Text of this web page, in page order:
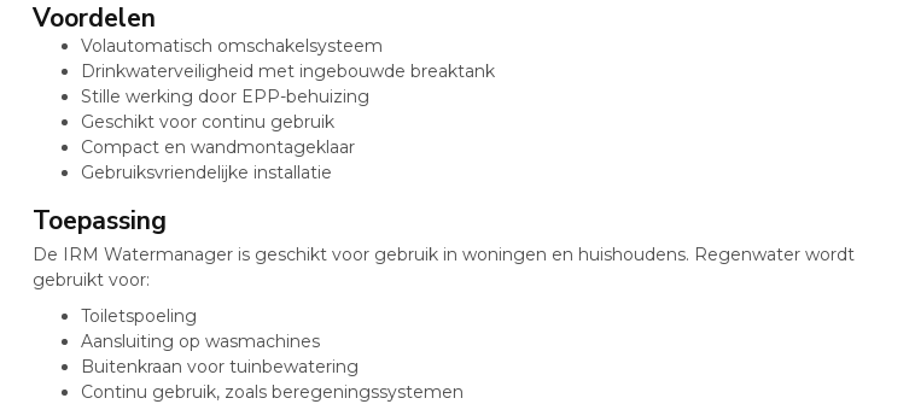
Voordelen
Volautomatisch omschakelsysteem
Drinkwaterveiligheid met ingebouwde breaktank
Stille werking door EPP-behuizing
Geschikt voor continu gebruik
Compact en wandmontageklaar
Gebruiksvriendelijke installatie
Toepassing
De IRM Watermanager is geschikt voor gebruik in woningen en huishoudens. Regenwater wordt
gebruikt voor:
Toiletspoeling
Aansluiting op wasmachines
Buitenkraan voor tuinbewatering
Continu gebruik, zoals beregeningssystemen